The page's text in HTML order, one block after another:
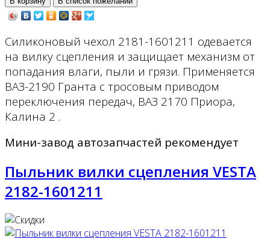
Силиконовый чехол 2181-1601211 одевается
на вилку сцепления и защищает механизм от
попадания влаги, пыли и грязи. Применяется
ВАЗ-2190 Гранта c тросовым приводом
переключения передач, ВАЗ 2170 Приора,
Калина 2 .
Мини-завод автозапчастей рекомендует
Пыльник вилки сцепления VESTA
2182-1601211